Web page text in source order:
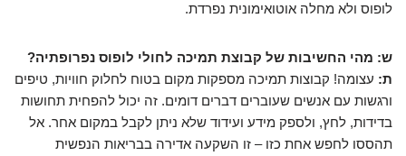
לופוס ולא מחלה אוטואימונית נפרדת.
ש: מהי החשיבות של קבוצת תמיכה לחולי לופוס נפרופתיה?
ת: עצומה! קבוצות תמיכה מספקות מקום בטוח לחלוק חוויות, טיפים
ורגשות עם אנשים שעוברים דברים דומים. זה יכול להפחית תחושות
בדידות, לחץ, ולספק מידע ועידוד שלא ניתן לקבל במקום אחר. אל
תהססו לחפש אחת כזו – זו השקעה אדירה בבריאות הנפשית